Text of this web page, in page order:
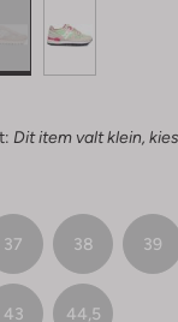
Dit item valt klein,
37 38 39
43 44,5